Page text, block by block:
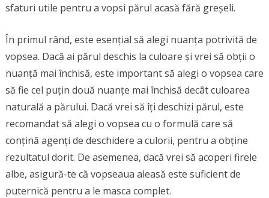
sfaturi utile pentru a vopsi părul acasă fără greșeli.
În primul rând, este esențial să alegi nuanța potrivită de
vopsea. Dacă ai părul deschis la culoare și vrei să obții o
nuanță mai închisă, este important să alegi o vopsea care
să fie cel puțin două nuanțe mai închisă decât culoarea
naturală a părului. Dacă vrei să îți deschizi părul, este
recomandat să alegi o vopsea cu o formulă care să
conțină agenți de deschidere a culorii, pentru a obține
rezultatul dorit. De asemenea, dacă vrei să acoperi firele
albe, asigură-te că vopseaua aleasă este suficient de
puternică pentru a le masca complet.